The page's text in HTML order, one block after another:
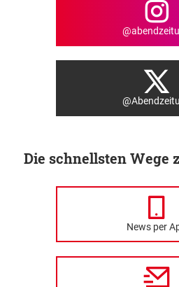
Die schnellsten Wege
News per